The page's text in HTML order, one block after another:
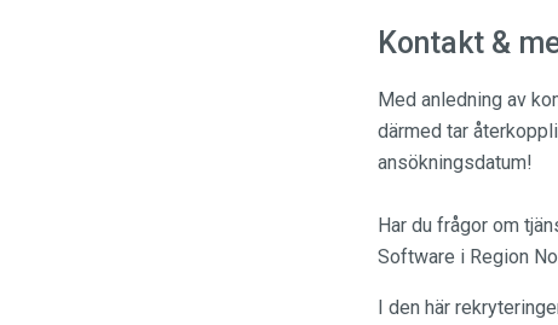
Kontakt &
Med anledning av
därmed tar
ansökningsdatum!
Har du frågor om
Software i Region
I den här